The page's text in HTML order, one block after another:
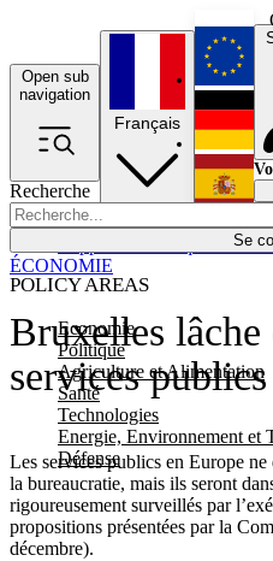
Open sub
navigation
Recherche
Se
POLICY AREAS
Economie
Politique
Agriculture et Alimentation
Santé
Technologies
Energie, Environnement et
Défense
Français
Bruxelles lâche
services
Les services publics en Europe
la bureaucratie, mais ils seront
rigoureusement surveillés par
propositions présentées par la
décembre).
ÉCONOMIE